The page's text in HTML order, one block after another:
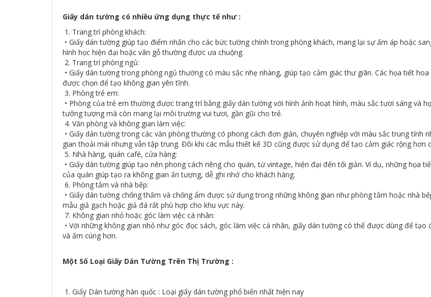
Giấy dán tường có nhiều ứng dụng thực tế như :
1. Trang trí phòng khách:
• Giấy dán tường giúp tạo điểm nhấn cho các bức tường chính trong phòng khách, mang lại sự ấm áp hoặc
hình học hiện đại hoặc vân gỗ thường được ưa chuộng.
2. Trang trí phòng ngủ:
• Giấy dán tường trong phòng ngủ thường có màu sắc nhẹ nhàng, giúp tạo cảm giác thư giãn. Các họa tiết
được chọn để tạo không gian yên tĩnh.
3. Phòng trẻ em:
• Phòng của trẻ em thường được trang trí bằng giấy dán tường với hình ảnh hoạt hình, màu sắc tươi sáng và
tưởng tượng mà còn mang lại môi trường vui tươi, gần gũi cho trẻ.
4. Văn phòng và không gian làm việc:
• Giấy dán tường trong các văn phòng thường có phong cách đơn giản, chuyên nghiệp với màu sắc trung
gian thoải mái nhưng vẫn tập trung. Đôi khi các mẫu thiết kế 3D cũng được sử dụng để tạo cảm giác rộng hơn
5. Nhà hàng, quán café, cửa hàng:
• Giấy dán tường giúp tạo nên phong cách riêng cho quán, từ vintage, hiện đại đến tối giản. Ví dụ, những họa
của quán giúp tạo ra không gian ấn tượng, dễ ghi nhớ cho khách hàng.
6. Phòng tắm và nhà bếp:
• Giấy dán tường chống thấm và chống ẩm được sử dụng trong những không gian như phòng tắm hoặc nhà
mẫu giả gạch hoặc giả đá rất phù hợp cho khu vực này.
7. Không gian nhỏ hoặc góc làm việc cá nhân:
• Với những không gian nhỏ như góc đọc sách, góc làm việc cá nhân, giấy dán tường có thể được dùng để
và ấm cúng hơn.
Một Số Loại Giấy Dán Tường Trên Thị Trường :
1. Giấy Dán tường hàn quốc : Loại giấy dán tường phổ biến nhất hiện nay